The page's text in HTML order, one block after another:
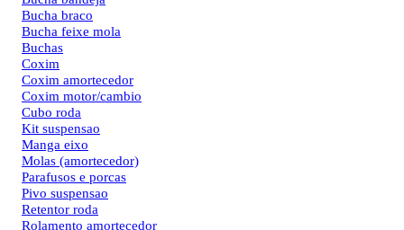
Bucha braco
Bucha feixe mola
Buchas
Coxim
Coxim amortecedor
Coxim motor/cambio
Cubo roda
Kit suspensao
Manga eixo
Molas (amortecedor)
Parafusos e porcas
Pivo suspensao
Retentor roda
Rolamento amortecedor